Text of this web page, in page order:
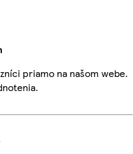
priamo na našom webe.